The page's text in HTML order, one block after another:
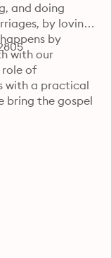
and doing
by loving
by
with our
role of
with a practical
bring the gospel
our
where we live.